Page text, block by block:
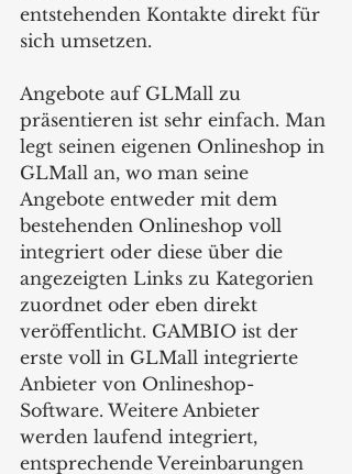
entstehenden Kontakte direkt für
sich umsetzen.
Angebote auf GLMall zu
präsentieren ist sehr einfach. Man
legt seinen eigenen Onlineshop in
GLMall an, wo man seine
Angebote entweder mit dem
bestehenden Onlineshop voll
integriert oder diese über die
angezeigten Links zu Kategorien
zuordnet oder eben direkt
veröffentlicht. GAMBIO ist der
erste voll in GLMall integrierte
Anbieter von Onlineshop-
Software. Weitere Anbieter
werden laufend integriert,
entsprechende Vereinbarungen